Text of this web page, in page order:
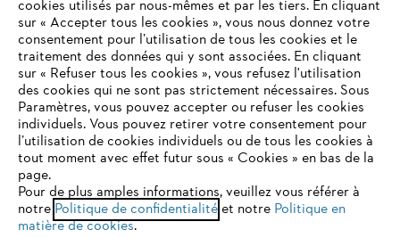
Contact
Politique de protection des données
Mentions légales Utilisation des cookies
VOTRE NAVIGATEUR INTERNET
N'EST PLUS PRIS EN CHARGE
Vous utilisez un navigateur Internet que nous ne prenons plus
en charge, et certaines fonctionnalités de notre site ne
peuvent fonctionner correctement. Pour une utilisation
optimale de notre site, nous vous recommandons de passer à
l'un des navigateurs suivants :
cookies utilisés par nous-mêmes et par les tiers. En cliquant
sur « Accepter tous les cookies », vous nous donnez votre
consentement pour l’utilisation de tous les cookies et le
traitement des données qui y sont associées. En cliquant
sur « Refuser tous les cookies », vous refusez l'utilisation
des cookies qui ne sont pas strictement nécessaires. Sous
Paramètres, vous pouvez accepter ou refuser les cookies
individuels. Vous pouvez retirer votre consentement pour
l’utilisation de cookies individuels ou de tous les cookies à
tout moment avec effet futur sous « Cookies » en bas de la
page.
Pour de plus amples informations, veuillez vous référer à
notre Politique de confidentialitéet notre Politique en
matière de cookies.